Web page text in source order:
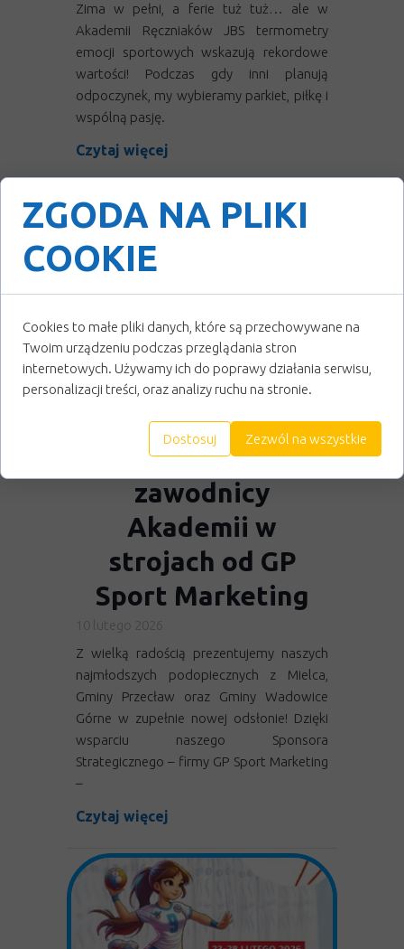
Zima w pełni, a ferie tuż tuż… ale w
Akademii Ręczniaków JBS termometry
emocji sportowych wskazują rekordowe
wartości! Podczas gdy inni planują
odpoczynek, my wybieramy parkiet, piłkę i
wspólną pasję.
Czytaj więcej
Nowe Stroje, ta
sama pasja!
Najmłodsi
zawodnicy
Akademii w
strojach od GP
Sport Marketing
10 lutego 2026
Z wielką radością prezentujemy naszych
najmłodszych podopiecznych z Mielca,
Gminy Przecław oraz Gminy Wadowice
Górne w zupełnie nowej odsłonie! Dzięki
wsparciu naszego Sponsora
Strategicznego – firmy GP Sport Marketing
–
Czytaj więcej
ZGODA NA PLIKI
COOKIE
Cookies to małe pliki danych, które są przechowywane na
Twoim urządzeniu podczas przeglądania stron
internetowych. Używamy ich do poprawy działania serwisu,
personalizacji treści, oraz analizy ruchu na stronie.
Dostosuj Zezwól na wszystkie